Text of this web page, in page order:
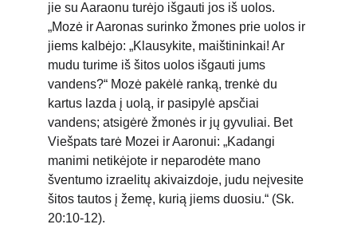
jie su Aaraonu turėjo išgauti jos iš uolos.
„Mozė ir Aaronas surinko žmones prie uolos ir
jiems kalbėjo: „Klausykite, maištininkai! Ar
mudu turime iš šitos uolos išgauti jums
vandens?“ Mozė pakėlė ranką, trenkė du
kartus lazda į uolą, ir pasipylė apsčiai
vandens; atsigėrė žmonės ir jų gyvuliai. Bet
Viešpats tarė Mozei ir Aaronui: „Kadangi
manimi netikėjote ir neparodėte mano
šventumo izraelitų akivaizdoje, judu neįvesite
šitos tautos į žemę, kurią jiems duosiu.“ (Sk.
20:10-12).